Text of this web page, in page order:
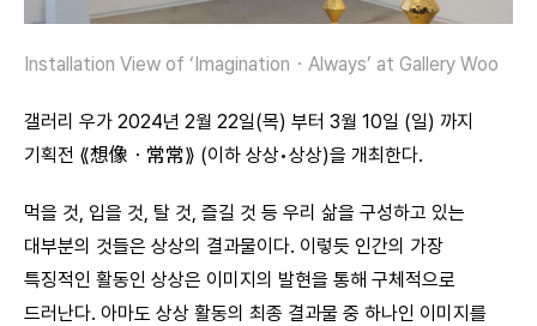
Installation View of ‘Imagination・Always’ at Gallery Woo
갤러리 우가 2024년 2월 22일(목) 부터 3월 10일 (일) 까지
기획전 ⟪想像・常常⟫ (이하 상상•상상)을 개최한다.
먹을 것, 입을 것, 탈 것, 즐길 것 등 우리 삶을 구성하고 있는
대부분의 것들은 상상의 결과물이다. 이렇듯 인간의 가장
특징적인 활동인 상상은 이미지의 발현을 통해 구체적으로
드러난다. 아마도 상상 활동의 최종 결과물 중 하나인 이미지를